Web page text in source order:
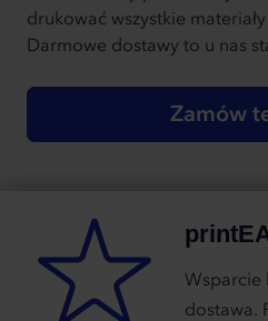
drukować wszystkie
Darmowe dostawy to u nas
Zamów
Wsparcie
dostawa.